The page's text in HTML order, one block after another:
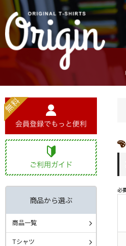
必
商品から選ぶ
商品一覧
Tシャツ